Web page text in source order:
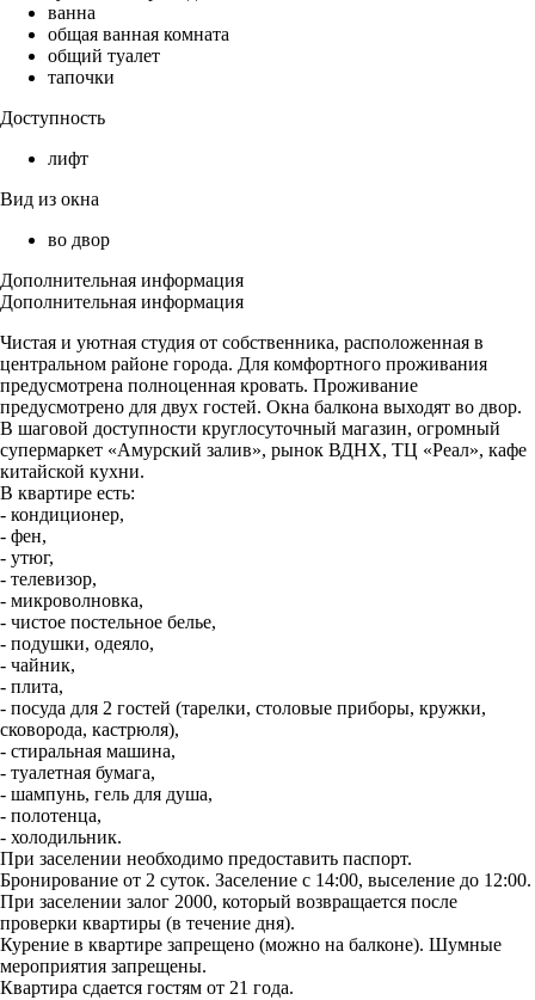
ванна
общая ванная комната
общий туалет
тапочки
Доступность
лифт
Вид из окна
во двор
Дополнительная информация
Дополнительная информация
Чистая и уютная студия от собственника, расположенная в
центральном районе города. Для комфортного проживания
предусмотрена полноценная кровать. Проживание
предусмотрено для двух гостей. Окна балкона выходят во двор.
В шаговой доступности круглосуточный магазин, огромный
супермаркет «Амурский залив», рынок ВДНХ, ТЦ «Реал», кафе
китайской кухни.
В квартире есть:
- кондиционер,
- фен,
- утюг,
- телевизор,
- микроволновка,
- чистое постельное белье,
- подушки, одеяло,
- чайник,
- плита,
- посуда для 2 гостей (тарелки, столовые приборы, кружки,
сковорода, кастрюля),
- стиральная машина,
- туалетная бумага,
- шампунь, гель для душа,
- полотенца,
- холодильник.
При заселении необходимо предоставить паспорт.
Бронирование от 2 суток. Заселение с 14:00, выселение до 12:00.
При заселении залог 2000, который возвращается после
проверки квартиры (в течение дня).
Курение в квартире запрещено (можно на балконе). Шумные
мероприятия запрещены.
Квартира сдается гостям от 21 года.